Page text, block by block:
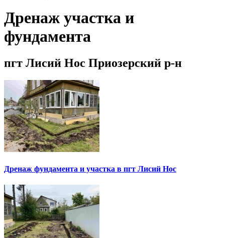
Дренаж участка и
фундамента
пгт Лисий Нос Приозерский р-н
Дренаж фундамента и участка в пгт Лисий Нос